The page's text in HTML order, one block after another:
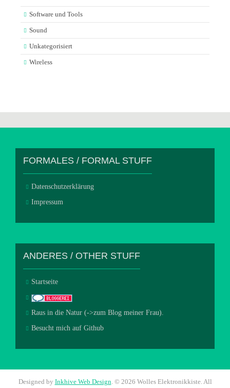
Software und Tools
Sound
Unkategorisiert
Wireless
FORMALES / FORMAL STUFF
Datenschutzerklärung
Impressum
ANDERES / OTHER STUFF
Startseite
Raus in die Natur (->zum Blog meiner Frau).
Besucht mich auf Github
Designed by Inkhive Web Design. © 2026 Wolles Elektronikkiste. All